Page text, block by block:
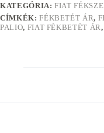
KATEGÓRIA:FIAT
CÍMKÉK:FÉKBETÉT ÁR,
PALIO, FIAT FÉKBETÉT ÁR